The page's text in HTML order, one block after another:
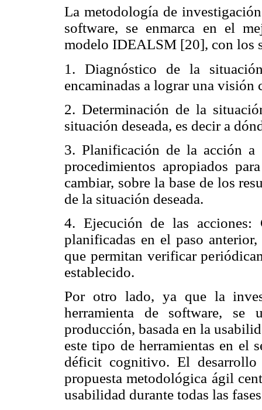
La metodología de
software, se enmarca en el
modelo IDEALSM [20], con los
1. Diagnóstico de la
encaminadas a lograr una visión
2. Determinación de la
situación deseada, es decir a
3. Planificación de la acción
procedimientos apropiados
cambiar, sobre la base de los
de la situación deseada.
4. Ejecución de las acciones:
planificadas en el paso
que permitan verificar
establecido.
Por otro lado, ya que la
herramienta de software, se
producción, basada en la
este tipo de herramientas en el
déficit cognitivo. El
propuesta metodológica ágil
usabilidad durante todas las